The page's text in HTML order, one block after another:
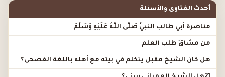
أحدث الفتاوى والأسئلة
مناصرة أبي طالب النبيَّ صَلَّى اللَّهُ عَلَيْهِ وَسَلَّمَ
من مشاقِّ طلب العلم
هل كان الشيخ مقبل يتكلم في بيته مع أهله باللغة الفصحى؟